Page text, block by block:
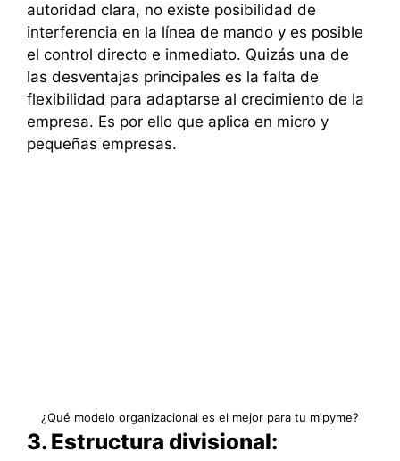
autoridad clara, no existe posibilidad de
interferencia en la línea de mando y es posible
el control directo e inmediato. Quizás una de
las desventajas principales es la falta de
flexibilidad para adaptarse al crecimiento de la
empresa. Es por ello que aplica en micro y
pequeñas empresas.
¿Qué modelo organizacional es el mejor para tu mipyme?
3. Estructura divisional: